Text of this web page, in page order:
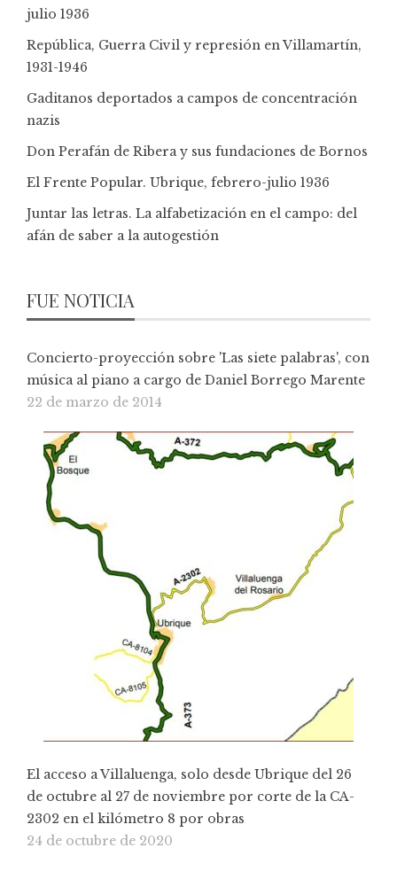
julio 1936
República, Guerra Civil y represión en Villamartín,
1931-1946
Gaditanos deportados a campos de concentración
nazis
Don Perafán de Ribera y sus fundaciones de Bornos
El Frente Popular. Ubrique, febrero-julio 1936
Juntar las letras. La alfabetización en el campo: del
afán de saber a la autogestión
FUE NOTICIA
Concierto-proyección sobre 'Las siete palabras', con
música al piano a cargo de Daniel Borrego Marente
22 de marzo de 2014
El acceso a Villaluenga, solo desde Ubrique del 26
de octubre al 27 de noviembre por corte de la CA-
2302 en el kilómetro 8 por obras
24 de octubre de 2020